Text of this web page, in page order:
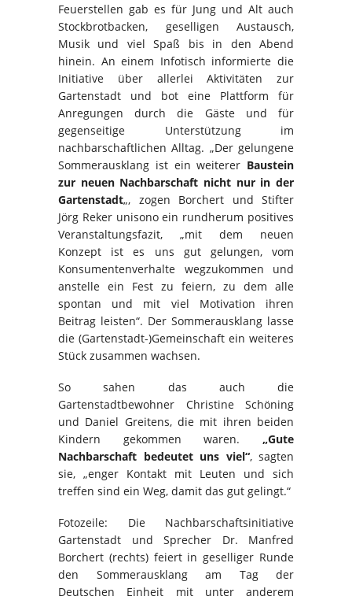
Feuerstellen gab es für Jung und Alt auch
Stockbrotbacken, geselligen Austausch,
Musik und viel Spaß bis in den Abend
hinein. An einem Infotisch informierte die
Initiative über allerlei Aktivitäten zur
Gartenstadt und bot eine Plattform für
Anregungen durch die Gäste und für
gegenseitige Unterstützung im
nachbarschaftlichen Alltag. „Der gelungene
Sommerausklang ist ein weiterer Baustein
zur neuen Nachbarschaft nicht nur in der
Gartenstadt„, zogen Borchert und Stifter
Jörg Reker unisono ein rundherum positives
Veranstaltungsfazit, „mit dem neuen
Konzept ist es uns gut gelungen, vom
Konsumentenverhalte wegzukommen und
anstelle ein Fest zu feiern, zu dem alle
spontan und mit viel Motivation ihren
Beitrag leisten“. Der Sommerausklang lasse
die (Gartenstadt-)Gemeinschaft ein weiteres
Stück zusammen wachsen.
So sahen das auch die
Gartenstadtbewohner Christine Schöning
und Daniel Greitens, die mit ihren beiden
Kindern gekommen waren. „Gute
Nachbarschaft bedeutet uns viel“, sagten
sie, „enger Kontakt mit Leuten und sich
treffen sind ein Weg, damit das gut gelingt.“
Fotozeile: Die Nachbarschaftsinitiative
Gartenstadt und Sprecher Dr. Manfred
Borchert (rechts) feiert in geselliger Runde
den Sommerausklang am Tag der
Deutschen Einheit mit unter anderem